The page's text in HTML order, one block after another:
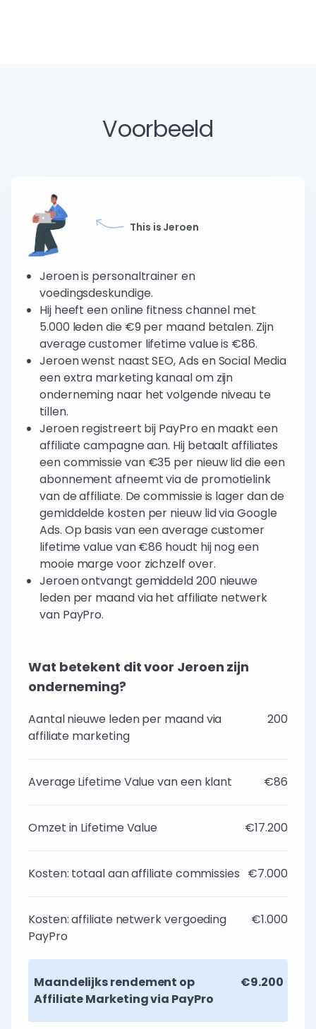
Voorbeeld
Jeroen is personaltrainer en
voedingsdeskundige.
Hij heeft een online fitness channel met
5.000 leden die €9 per maand betalen. Zijn
average customer lifetime value is €86.
Jeroen wenst naast SEO, Ads en Social Media
een extra marketing kanaal om zijn
onderneming naar het volgende niveau te
tillen.
Jeroen registreert bij PayPro en maakt een
affiliate campagne aan. Hij betaalt affiliates
een commissie van €35 per nieuw lid die een
abonnement afneemt via de promotielink
van de affiliate. De commissie is lager dan de
gemiddelde kosten per nieuw lid via Google
Ads. Op basis van een average customer
lifetime value van €86 houdt hij nog een
mooie marge voor zichzelf over.
Jeroen ontvangt gemiddeld 200 nieuwe
leden per maand via het affiliate netwerk
van PayPro.
This is Jeroen
Wat betekent dit voor Jeroen zijn
onderneming?
Aantal nieuwe leden per maand via
affiliate marketing
200
Average Lifetime Value van een klant €86
Omzet in Lifetime Value €17.200
Kosten: totaal aan affiliate commissies €7.000
Kosten: affiliate netwerk vergoeding
PayPro
€1.000
Maandelijks rendement op
Affiliate Marketing via PayPro
€9.200